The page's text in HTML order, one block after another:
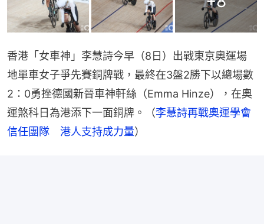
香港「女車神」李慧詩今早（8日）出戰東京奧運場
地單車女子爭先賽銅牌戰，最終在3盤2勝下以總場數
2：0勇挫德國新晉車神軒絲（Emma Hinze），在奧
運煞科日為港添下一面銅牌。（李慧詩再戰奧運學會
信任團隊　港人支持成力量）